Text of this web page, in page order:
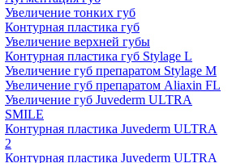
Увеличение тонких губ
Контурная пластика губ
Увеличение верхней губы
Контурная пластика губ Stylage L
Увеличение губ препаратом Stylage M
Увеличение губ препаратом Aliaxin FL
Увеличение губ Juvederm ULTRA
SMILE
Контурная пластика Juvederm ULTRA
2
Контурная пластика Juvederm ULTRA